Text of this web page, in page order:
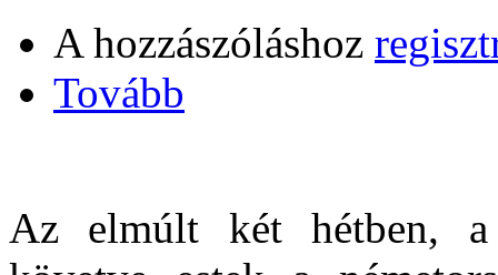
A hozzászóláshoz
Tovább
Az elmúlt két hétben, a